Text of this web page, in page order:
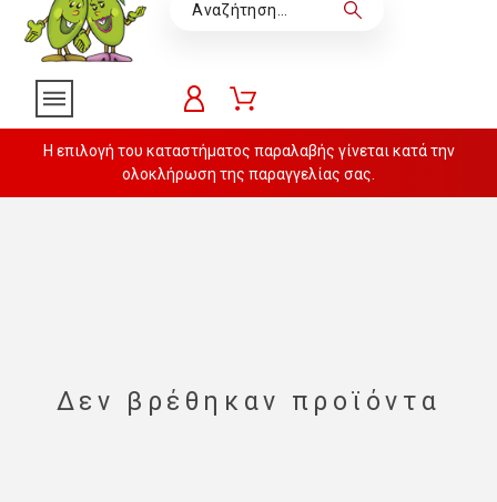
Η επιλογή του καταστήματος παραλαβής γίνεται κατά την
ολοκλήρωση της παραγγελίας σας.
Δεν βρέθηκαν προϊόντα